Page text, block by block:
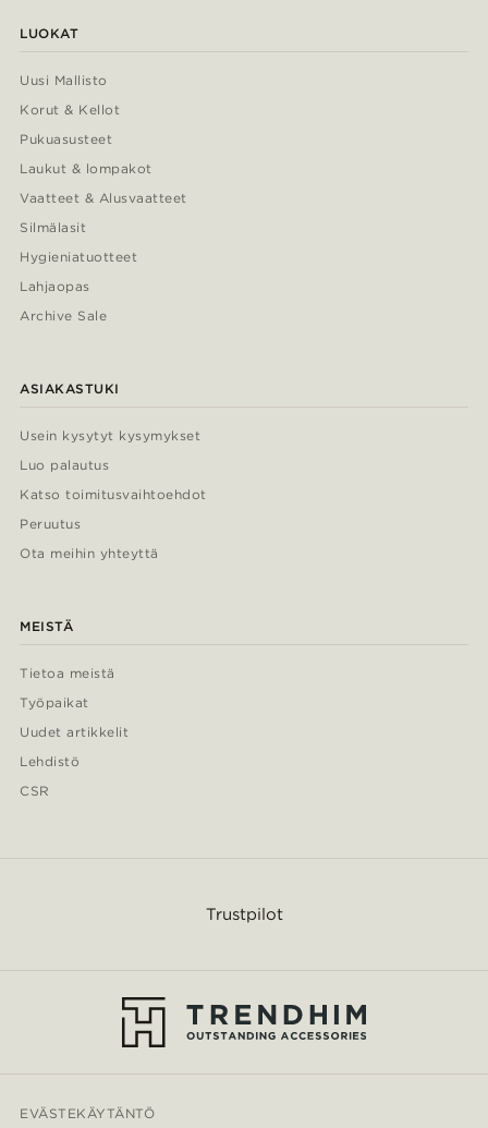
LUOKAT
Uusi Mallisto
Korut & Kellot
Pukuasusteet
Laukut & lompakot
Vaatteet & Alusvaatteet
Silmälasit
Hygieniatuotteet
Lahjaopas
Archive Sale
ASIAKASTUKI
Usein kysytyt kysymykset
Luo palautus
Katso toimitusvaihtoehdot
Peruutus
Ota meihin yhteyttä
MEISTÄ
Tietoa meistä
Työpaikat
Uudet artikkelit
Lehdistö
CSR
Trustpilot
EVÄSTEKÄYTÄNTÖ